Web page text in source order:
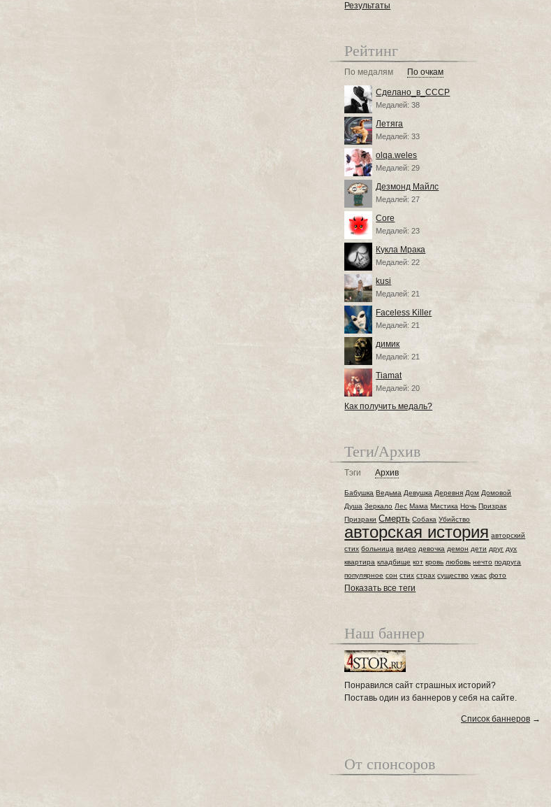
Результаты
Рейтинг
По медалям По очкам
Сделано_в_СССР
Медалей: 38
Летяга
Медалей: 33
olqa.weles
Медалей: 29
Дезмонд Майлс
Медалей: 27
Core
Медалей: 23
Кукла Мрака
Медалей: 22
kusi
Медалей: 21
Faceless Killer
Медалей: 21
димик
Медалей: 21
Tiamat
Медалей: 20
Как получить медаль?
Теги/Архив
Тэги Архив
Бабушка Ведьма Девушка Деревня Дом Домовой
Душа Зеркало Лес Мама Мистика Ночь Призрак
Призраки Смерть Собака Убийство
авторская история авторский
стих больница видео девочка демон дети друг дух
квартира кладбище кот кровь любовь нечто подруга
популярное сон стих страх существо ужас фото
Показать все теги
Наш баннер
Понравился сайт страшных историй?
Поставь один из баннеров у себя на сайте.
Список баннеров →
От спонсоров